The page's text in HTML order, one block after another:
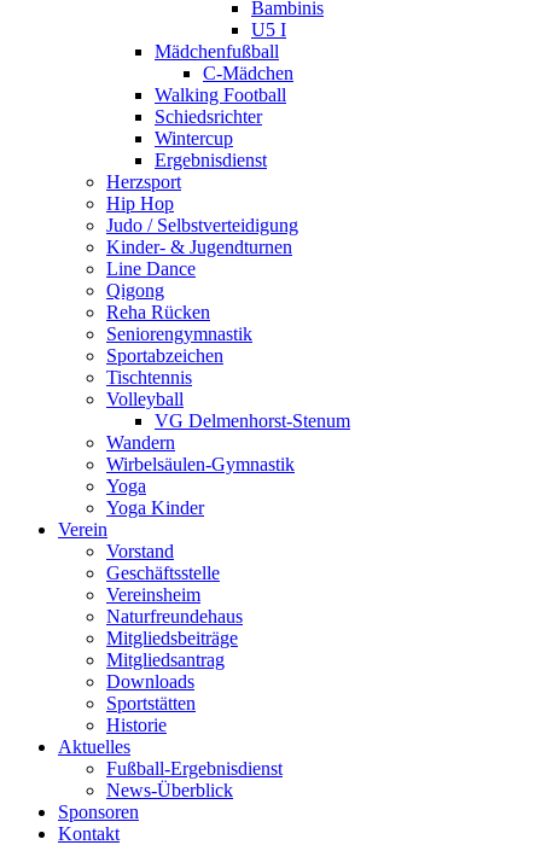
Bambinis
U5 I
Mädchenfußball
C-Mädchen
Walking Football
Schiedsrichter
Wintercup
Ergebnisdienst
Herzsport
Hip Hop
Judo / Selbstverteidigung
Kinder- & Jugendturnen
Line Dance
Qigong
Reha Rücken
Seniorengymnastik
Sportabzeichen
Tischtennis
Volleyball
VG Delmenhorst-Stenum
Wandern
Wirbelsäulen-Gymnastik
Yoga
Yoga Kinder
Verein
Vorstand
Geschäftsstelle
Vereinsheim
Naturfreundehaus
Mitgliedsbeiträge
Mitgliedsantrag
Downloads
Sportstätten
Historie
Aktuelles
Fußball-Ergebnisdienst
News-Überblick
Sponsoren
Kontakt